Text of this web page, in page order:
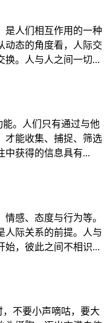
是人们相互作用的一种
动态的角度看，人际交
换。人与人之间一切...
。人们只有通过与他
才能收集、捕捉、筛选
中获得的信息具有...
感、态度与行为等。
人际关系的前提。人与
始，彼此之间不相识...
不要小声嘀咕，要大